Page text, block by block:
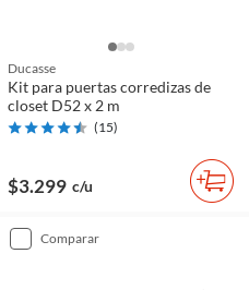
Ducasse
Kit para puertas corredizas de
closet D52 x 2 m
(15)
$3.299 c/u
comparar